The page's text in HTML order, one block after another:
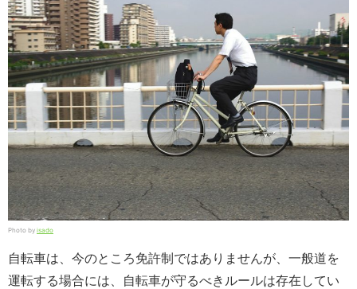
Photo by isado
自転車は、今のところ免許制ではありませんが、一般道を
運転する場合には、自転車が守るべきルールは存在してい